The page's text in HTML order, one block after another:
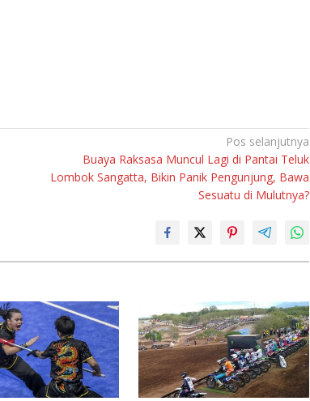
Pos selanjutnya
Buaya Raksasa Muncul Lagi di Pantai Teluk
Lombok Sangatta, Bikin Panik Pengunjung, Bawa
Sesuatu di Mulutnya?